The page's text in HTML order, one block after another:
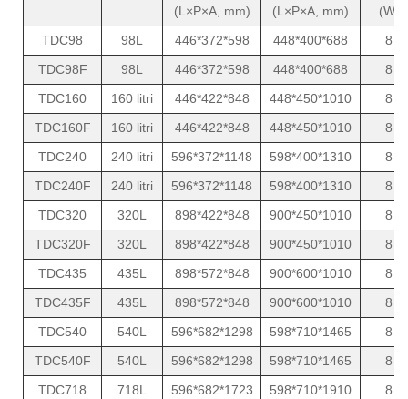
(L×P×A, mm)
(L×P×A, mm)
(W)
TDC98
98L 446*372*598 448*400*688
8
TDC98F
98L 446*372*598 448*400*688
8
TDC160
160 litri 446*422*848 448*450*1010
8
TDC160F
160 litri 446*422*848 448*450*1010
8
TDC240
240 litri 596*372*1148 598*400*1310
8
TDC240F
240 litri 596*372*1148 598*400*1310
8
TDC320
320L 898*422*848 900*450*1010
8
TDC320F
320L 898*422*848 900*450*1010
8
TDC435
435L 898*572*848 900*600*1010
8
TDC435F
435L 898*572*848 900*600*1010
8
TDC540
540L 596*682*1298 598*710*1465
8
TDC540F
540L 596*682*1298 598*710*1465
8
TDC718
718L 596*682*1723 598*710*1910
8